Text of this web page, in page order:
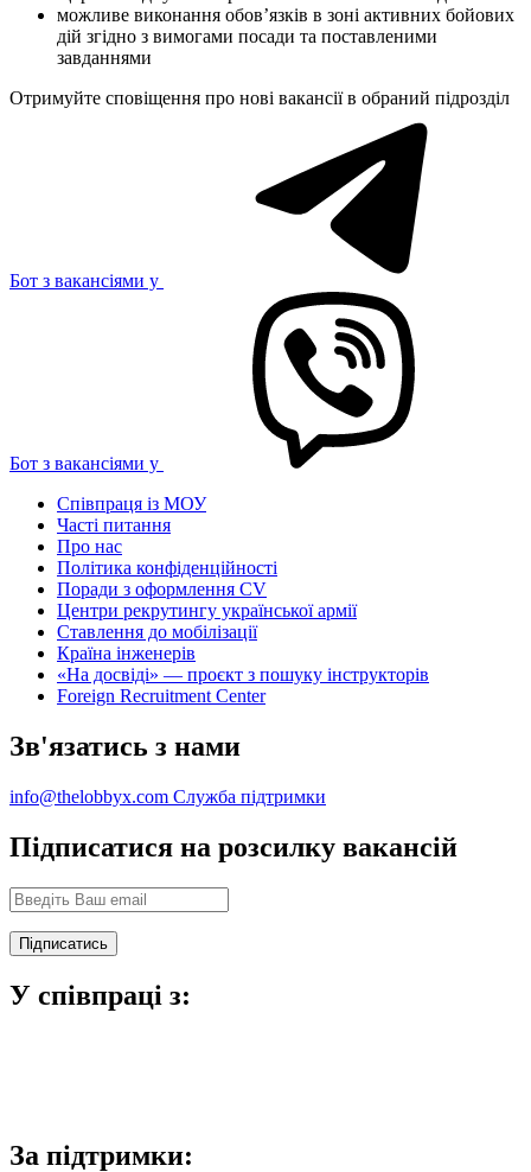
можливе виконання обовʼязків в зоні активних бойових
дій згідно з вимогами посади та поставленими
завданнями
Отримуйте сповіщення про нові вакансії в обраний підрозділ
Бот з вакансіями у
Бот з вакансіями у
Співпраця із МОУ
Часті питання
Про нас
Політика конфіденційності
Поради з оформлення CV
Центри рекрутингу української армії
Ставлення до мобілізації
Країна інженерів
«На досвіді» — проєкт з пошуку інструкторів
Foreign Recruitment Center
Зв'язатись з нами
info@thelobbyx.com Служба підтримки
Підписатися на розсилку вакансій
У співпраці з:
За підтримки: